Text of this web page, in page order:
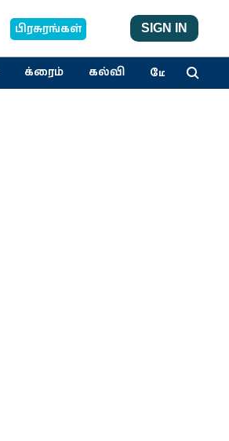
பிரசுரங்கள் SIGN IN
க்ரைம் கல்வி மேலும்